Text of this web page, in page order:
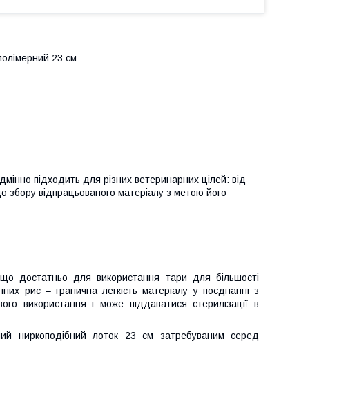
23 см
підходить для різних ветеринарних цілей: від
збору відпрацьованого матеріалу з метою його
достатньо для використання тари для більшості
рис – гранична легкість матеріалу у поєднанні з
використання і може піддаватися стерилізації в
ниркоподібний лоток 23 см затребуваним серед